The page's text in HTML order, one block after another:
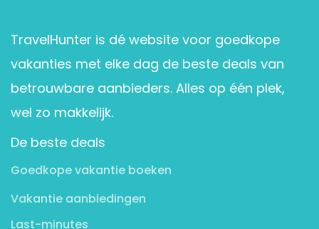
TravelHunter is dé website voor goedkope
vakanties met elke dag de beste deals van
betrouwbare aanbieders. Alles op één plek,
wel zo makkelijk.
De beste deals
Goedkope vakantie boeken
Vakantie aanbiedingen
Last-minutes